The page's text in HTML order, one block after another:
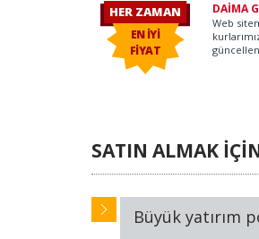
HER ZAMAN
EN İYİ
FİYAT
DAİMA
Web
SATIN ALMAK
Büyük yatırım